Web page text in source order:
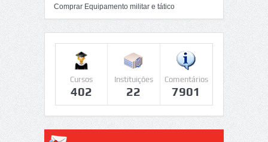
Comprar Equipamento militar e tático
Cursos
402
Instituições
22
Comentários
7901